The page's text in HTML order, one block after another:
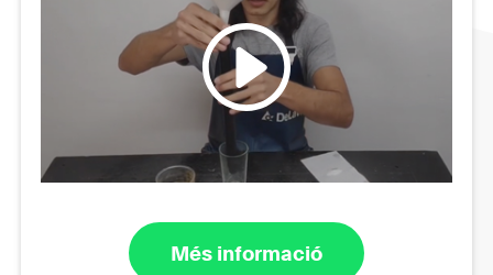
Més informació